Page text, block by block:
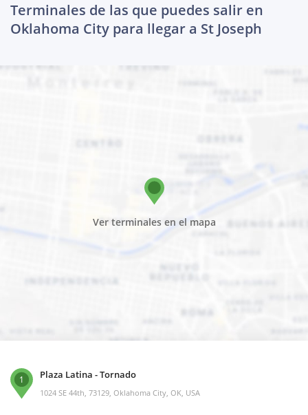
Terminales de las que puedes salir en
Oklahoma City para llegar a St Joseph
Ver terminales en el mapa
1 Plaza Latina - Tornado
1024 SE 44th, 73129, Oklahoma City, OK, USA